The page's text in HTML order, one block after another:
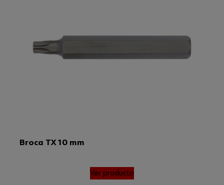
Broca TX 10 mm
Ver producto